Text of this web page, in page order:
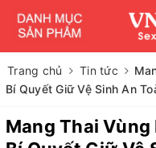
Trang chủ Tin tức
Bí Quyết Giữ Vệ Sinh An
Mang Thai Vùng